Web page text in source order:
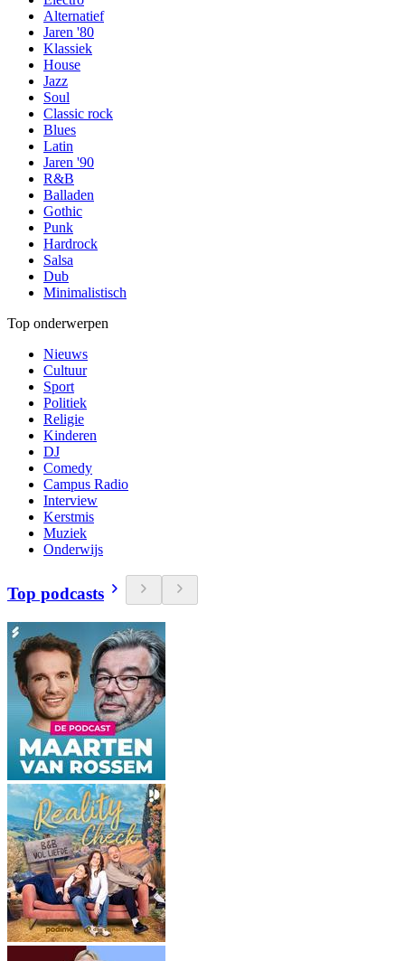
Alternatief
Jaren '80
Klassiek
House
Jazz
Soul
Classic rock
Blues
Latin
Jaren '90
R&B
Balladen
Gothic
Punk
Hardrock
Salsa
Dub
Minimalistisch
Top onderwerpen
Nieuws
Cultuur
Sport
Politiek
Religie
Kinderen
DJ
Comedy
Campus Radio
Interview
Kerstmis
Muziek
Onderwijs
Top podcasts